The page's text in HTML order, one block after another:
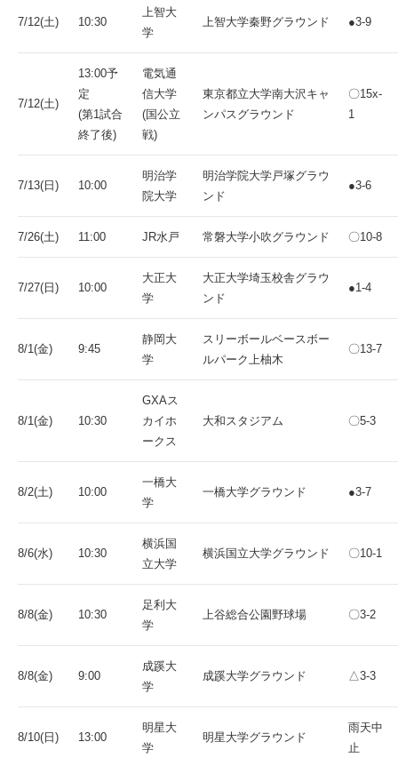
7/12(土) 10:30
上智大
学
上智大学秦野グラウンド ●3-9
7/12(土)
13:00予
定
(第1試合
終了後)
電気通
信大学
(国公立
戦)
東京都立大学南大沢キャ
ンパスグラウンド
〇15x-
1
7/13(日) 10:00
明治学
院大学
明治学院大学戸塚グラウ
ンド
●3-6
7/26(土) 11:00 JR水戸 常磐大学小吹グラウンド 〇10-8
7/27(日) 10:00
大正大
学
大正大学埼玉校舎グラウ
ンド
●1-4
8/1(金) 9:45
静岡大
学
スリーボールベースボー
ルパーク上柚木
〇13-7
8/1(金) 10:30
GXAス
カイホ
ークス
大和スタジアム 〇5-3
8/2(土) 10:00
一橋大
学
一橋大学グラウンド ●3-7
8/6(水) 10:30
横浜国
立大学
横浜国立大学グラウンド 〇10-1
8/8(金) 10:30
足利大
学
上谷総合公園野球場 〇3-2
8/8(金) 9:00
成蹊大
学
成蹊大学グラウンド △3-3
8/10(日) 13:00
明星大
学
明星大学グラウンド
雨天中
止